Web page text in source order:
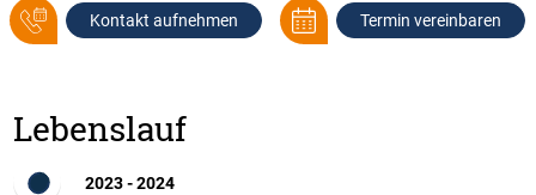
Kontakt aufnehmen Termin vereinbaren
Lebenslauf
2023 - 2024